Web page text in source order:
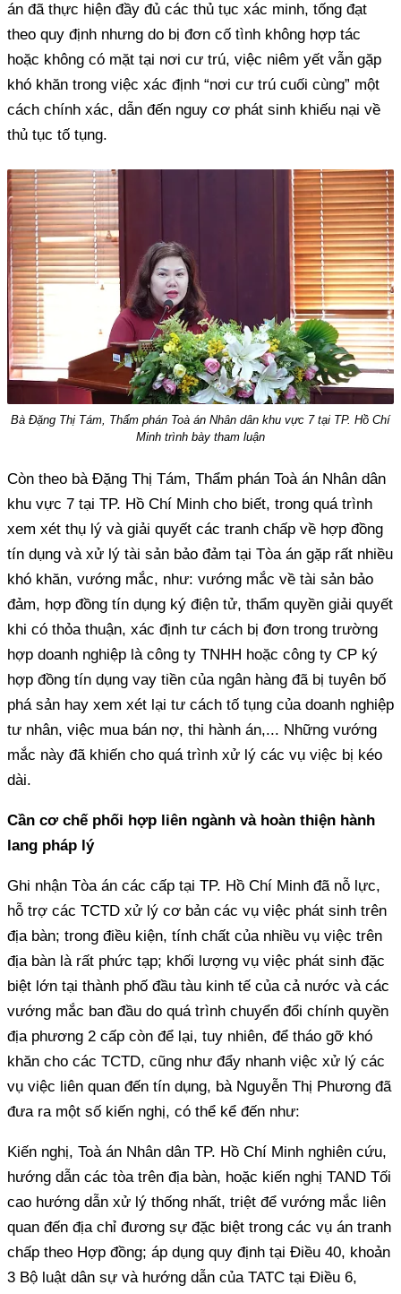
án đã thực hiện đầy đủ các thủ tục xác minh, tống đạt
theo quy định nhưng do bị đơn cố tình không hợp tác
hoặc không có mặt tại nơi cư trú, việc niêm yết vẫn gặp
khó khăn trong việc xác định “nơi cư trú cuối cùng” một
cách chính xác, dẫn đến nguy cơ phát sinh khiếu nại về
thủ tục tố tụng.
Bà Đặng Thị Tám, Thẩm phán Toà án Nhân dân khu vực 7 tại TP. Hồ Chí
Minh trình bày tham luận
Còn theo bà Đặng Thị Tám, Thẩm phán Toà án Nhân dân
khu vực 7 tại TP. Hồ Chí Minh cho biết, trong quá trình
xem xét thụ lý và giải quyết các tranh chấp về hợp đồng
tín dụng và xử lý tài sản bảo đảm tại Tòa án gặp rất nhiều
khó khăn, vướng mắc, như: vướng mắc về tài sản bảo
đảm, hợp đồng tín dụng ký điện tử, thẩm quyền giải quyết
khi có thỏa thuận, xác định tư cách bị đơn trong trường
hợp doanh nghiệp là công ty TNHH hoặc công ty CP ký
hợp đồng tín dụng vay tiền của ngân hàng đã bị tuyên bố
phá sản hay xem xét lại tư cách tố tụng của doanh nghiệp
tư nhân, việc mua bán nợ, thi hành án,... Những vướng
mắc này đã khiến cho quá trình xử lý các vụ việc bị kéo
dài.
Cần cơ chế phối hợp liên ngành và hoàn thiện hành
lang pháp lý
Ghi nhận Tòa án các cấp tại TP. Hồ Chí Minh đã nỗ lực,
hỗ trợ các TCTD xử lý cơ bản các vụ việc phát sinh trên
địa bàn; trong điều kiện, tính chất của nhiều vụ việc trên
địa bàn là rất phức tạp; khối lượng vụ việc phát sinh đặc
biệt lớn tại thành phố đầu tàu kinh tế của cả nước và các
vướng mắc ban đầu do quá trình chuyển đổi chính quyền
địa phương 2 cấp còn để lại, tuy nhiên, để tháo gỡ khó
khăn cho các TCTD, cũng như đẩy nhanh việc xử lý các
vụ việc liên quan đến tín dụng, bà Nguyễn Thị Phương đã
đưa ra một số kiến nghị, có thể kể đến như:
Kiến nghị, Toà án Nhân dân TP. Hồ Chí Minh nghiên cứu,
hướng dẫn các tòa trên địa bàn, hoặc kiến nghị TAND Tối
cao hướng dẫn xử lý thống nhất, triệt để vướng mắc liên
quan đến địa chỉ đương sự đặc biệt trong các vụ án tranh
chấp theo Hợp đồng; áp dụng quy định tại Điều 40, khoản
3 Bộ luật dân sự và hướng dẫn của TATC tại Điều 6,